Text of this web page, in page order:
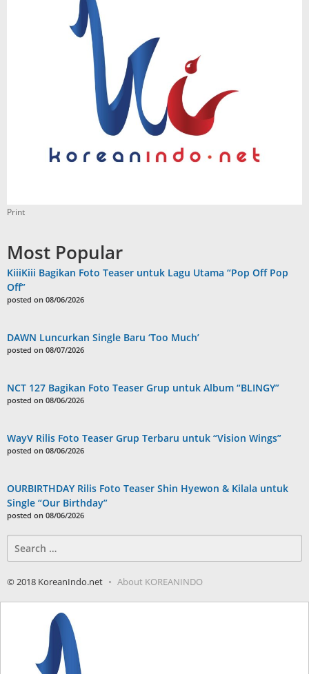
Print
Most Popular
KiiiKiii Bagikan Foto Teaser untuk Lagu Utama “Pop Off Pop
Off”
posted on 08/06/2026
DAWN Luncurkan Single Baru ‘Too Much’
posted on 08/07/2026
NCT 127 Bagikan Foto Teaser Grup untuk Album “BLINGY”
posted on 08/06/2026
WayV Rilis Foto Teaser Grup Terbaru untuk “Vision Wings”
posted on 08/06/2026
OURBIRTHDAY Rilis Foto Teaser Shin Hyewon & Kilala untuk
Single “Our Birthday”
posted on 08/06/2026
for:
© 2018 KoreanIndo.net About KOREANINDO